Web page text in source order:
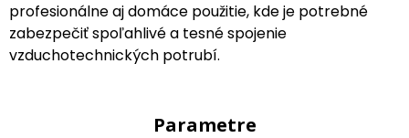
profesionálne aj domáce použitie, kde je potrebné
zabezpečiť spoľahlivé a tesné spojenie
vzduchotechnických potrubí.
Parametre